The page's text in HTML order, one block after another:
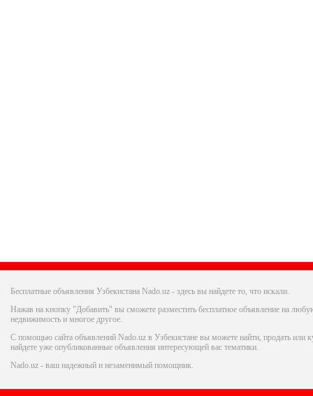
Бесплатные объявления Узбекистана Nado.uz - здесь вы найдете то, что искали.
Нажав на кнопку "Добавить" вы сможете разместить бесплатное объявление на
недвижимость и многое другое.
С помощью сайта объявлений Nado.uz в Узбекистане вы можете найти, продать или
найдете уже опубликованные объявления интересующей вас тематики.
Nado.uz - ваш надежный и незаменимый помощник.